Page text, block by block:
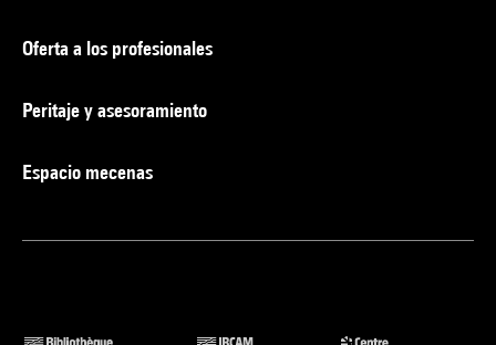
Oferta a los profesionales
Peritaje y asesoramiento
Espacio mecenas